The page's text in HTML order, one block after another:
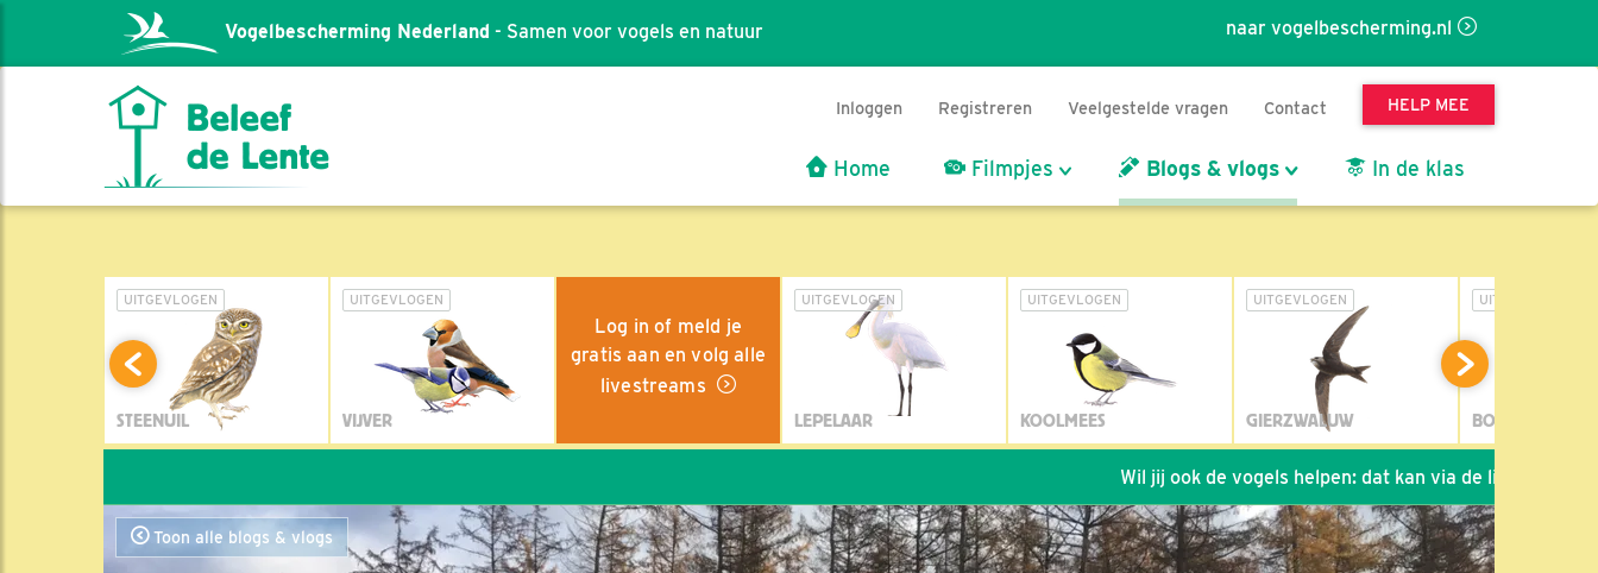
naar vogelbescherming.nl
Vogelbescherming Nederland - Samen voor vogels en natuur
Inloggen Registreren Veelgestelde vragen Contact HELP MEE
Home Filmpjes Blogs & vlogs In de klas
UITGEVLOGEN
STEENUIL
UITGEVLOGEN
VIJVER
Log in of meld je
gratis aan en volg alle
livestreams
UITGEVLOGEN
LEPELAAR
UITGEVLOGEN
KOOLMEES
UITGEVLOGEN
GIERZWALUW
UITGEVLOGEN
BOSUIL
Wil jij ook de vogels helpen: dat kan via de link! * Seizoen
Toon alle blogs & vlogs